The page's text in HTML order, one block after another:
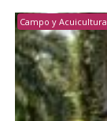
Campo y Acuicultura